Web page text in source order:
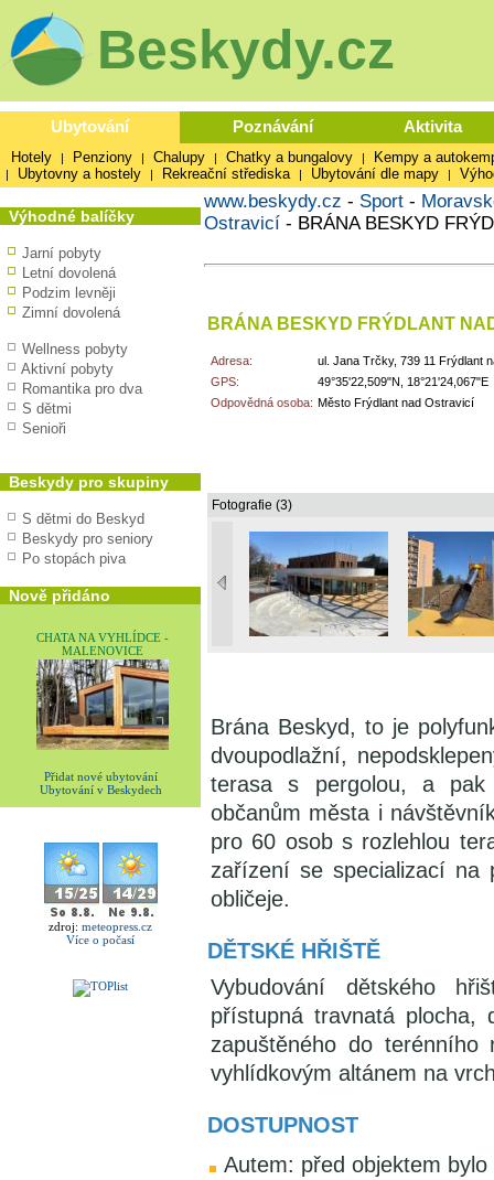
Beskydy.cz
Ubytování Poznávání Aktivita
Hotely | Penziony | Chalupy | Chatky a bungalovy | Kempy a
| Ubytovny a hostely | Rekreační střediska | Ubytování dle mapy |
Výhodné balíčky
Jarní pobyty
Letní dovolená
Podzim levněji
Zimní dovolená
Wellness pobyty
Aktivní pobyty
Romantika pro dva
S dětmi
Senioři
Beskydy pro skupiny
S dětmi do Beskyd
Beskydy pro seniory
Po stopách piva
Nově přidáno
CHATA NA VYHLÍDCE -
MALENOVICE
Přidat nové ubytování
Ubytování v Beskydech
zdroj: meteopress.cz
Více o počasí
www.beskydy.cz - Sport -
Ostravicí - BRÁNA BESKYD
BRÁNA BESKYD FRÝDLANT
Adresa:
ul. Jana Trčky, 739 11 Frýdlant
GPS:
49°35'22,509"N, 18°21'24,067"E
Odpovědná osoba: Město Frýdlant nad Ostravicí
Fotografie (3)
Brána Beskyd, to je
dvoupodlažní,
terasa s pergolou, a pak
občanům města i
pro 60 osob s rozlehlou
zařízení se specializací na
obličeje.
DĚTSKÉ HŘIŠTĚ
Vybudování dětského
přístupná travnatá
zapuštěného do
vyhlídkovým altánem na
DOSTUPNOST
Autem: před objektem